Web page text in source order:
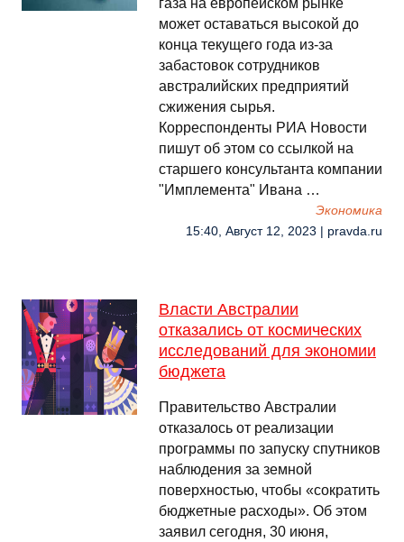
газа на европейском рынке
может оставаться высокой до
конца текущего года из-за
забастовок сотрудников
австралийских предприятий
сжижения сырья.
Корреспонденты РИА Новости
пишут об этом со ссылкой на
старшего консультанта компании
"Имплемента" Ивана …
Экономика
15:40, Август 12, 2023 | pravda.ru
Власти Австралии
отказались от космических
исследований для экономии
бюджета
Правительство Австралии
отказалось от реализации
программы по запуску спутников
наблюдения за земной
поверхностью, чтобы «сократить
бюджетные расходы». Об этом
заявил сегодня, 30 июня,